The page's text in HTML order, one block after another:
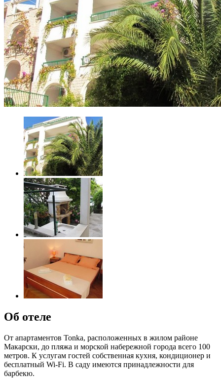
Об отеле
От апартаментов Tonka, расположенных в жилом районе
Макарски, до пляжа и морской набережной города всего 100
метров. К услугам гостей собственная кухня, кондиционер и
бесплатный Wi-Fi. В саду имеются принадлежности для
барбекю.